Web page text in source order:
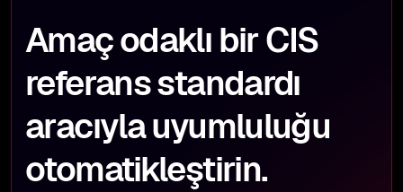
Amaç odaklı bir CIS
referans standardı
aracıyla uyumluluğu
otomatikleştirin.